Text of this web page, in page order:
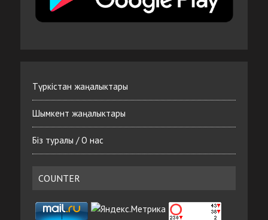
Түркістан жаңалыктары
Шымкент жаңалыктары
Біз туралы / О нас
COUNTER